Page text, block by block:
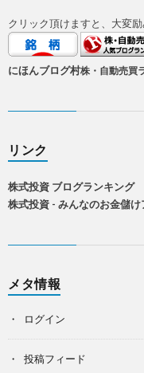
クリック頂けますと、大変
にほんブログ村株・自動売買
リンク
株式投資 ブログランキング
株式投資 - みんなのお金儲け
メタ情報
ログイン
投稿フィード